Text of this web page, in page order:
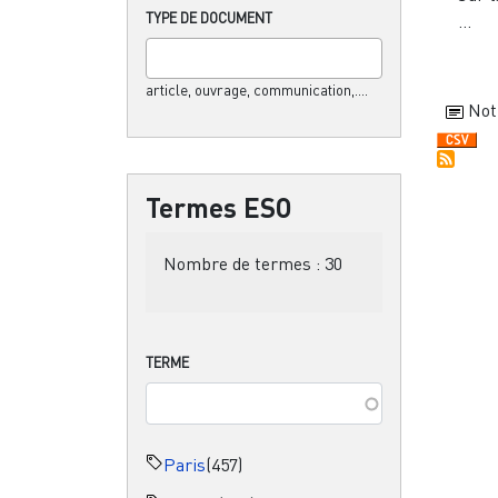
TYPE DE DOCUMENT
article, ouvrage, communication,....
Termes ESO
Nombre de termes : 30
TERME
Paris(457)